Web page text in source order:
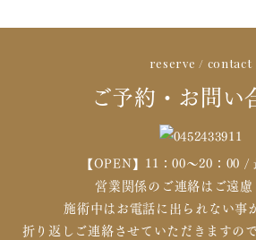
reserve / contact
ご予約・お問い
【OPEN】11：00～20：00 /
営業関係のご連絡はご遠
施術中はお電話に出られない事
折り返しご連絡させていただきますの